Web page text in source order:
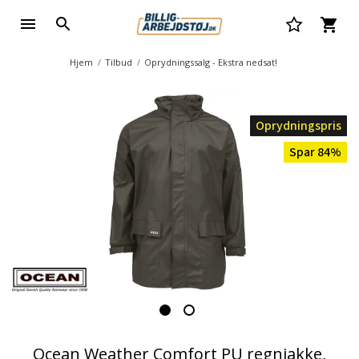
Hjem Tilbud Oprydningssalg - Ekstra nedsat!
Oprydningspris
Spar 84%
Ocean Weather Comfort PU regnjakke,